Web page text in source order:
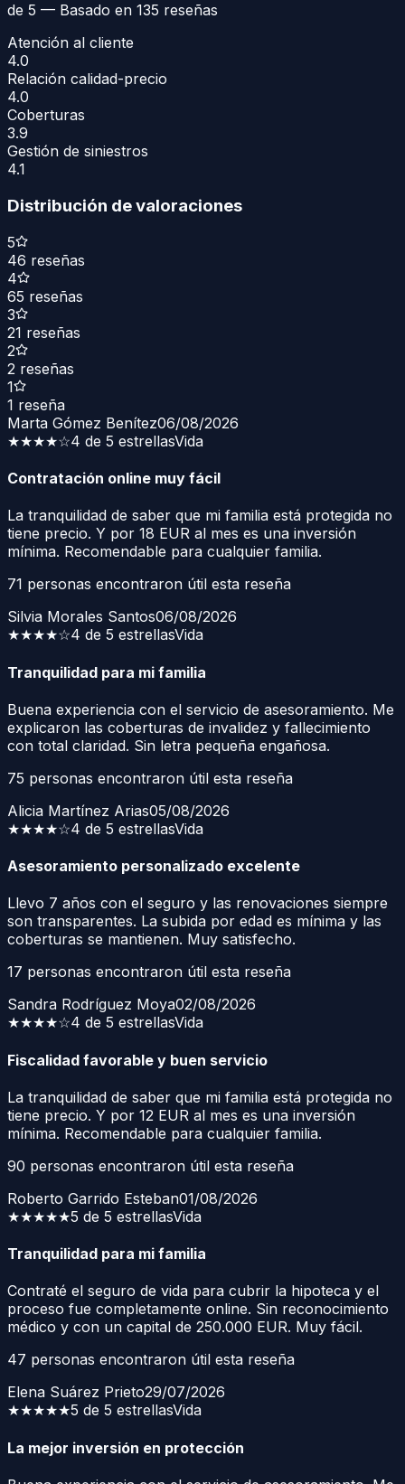
de 5 — Basado en 135 reseñas
Atención al cliente
4.0
Relación calidad-precio
4.0
Coberturas
3.9
Gestión de siniestros
4.1
Distribución de valoraciones
5
46 reseñas
4
65 reseñas
3
21 reseñas
2
2 reseñas
1
1 reseña
Marta Gómez Benítez06/08/2026
★★★★☆4 de 5 estrellasVida
Contratación online muy fácil
La tranquilidad de saber que mi familia está protegida no
tiene precio. Y por 18 EUR al mes es una inversión
mínima. Recomendable para cualquier familia.
71 personas encontraron útil esta reseña
Silvia Morales Santos06/08/2026
★★★★☆4 de 5 estrellasVida
Tranquilidad para mi familia
Buena experiencia con el servicio de asesoramiento. Me
explicaron las coberturas de invalidez y fallecimiento
con total claridad. Sin letra pequeña engañosa.
75 personas encontraron útil esta reseña
Alicia Martínez Arias05/08/2026
★★★★☆4 de 5 estrellasVida
Asesoramiento personalizado excelente
Llevo 7 años con el seguro y las renovaciones siempre
son transparentes. La subida por edad es mínima y las
coberturas se mantienen. Muy satisfecho.
17 personas encontraron útil esta reseña
Sandra Rodríguez Moya02/08/2026
★★★★☆4 de 5 estrellasVida
Fiscalidad favorable y buen servicio
La tranquilidad de saber que mi familia está protegida no
tiene precio. Y por 12 EUR al mes es una inversión
mínima. Recomendable para cualquier familia.
90 personas encontraron útil esta reseña
Roberto Garrido Esteban01/08/2026
★★★★★5 de 5 estrellasVida
Tranquilidad para mi familia
Contraté el seguro de vida para cubrir la hipoteca y el
proceso fue completamente online. Sin reconocimiento
médico y con un capital de 250.000 EUR. Muy fácil.
47 personas encontraron útil esta reseña
Elena Suárez Prieto29/07/2026
★★★★★5 de 5 estrellasVida
La mejor inversión en protección